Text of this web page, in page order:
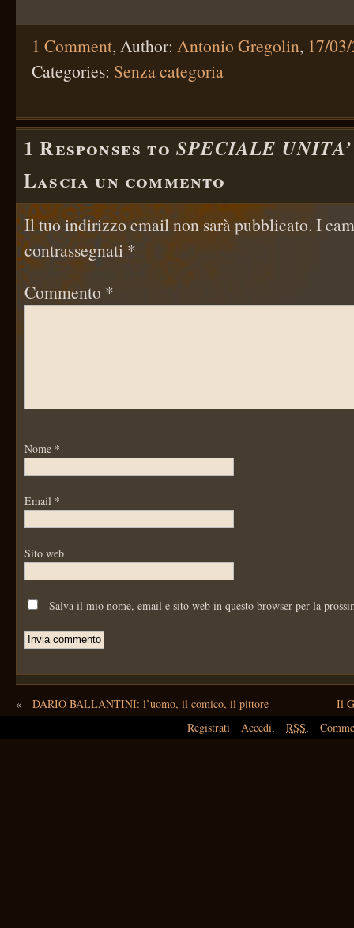
1 Comment, Author: Antonio Gregolin, 17/
Categories: Senza categoria
1 Responses to SPECIALE
Lascia un commento
Il tuo indirizzo email non sarà pubblicato. I
contrassegnati *
Commento *
Nome *
Email *
Sito web
Salva il mio nome, email e sito web in questo browser per la
« DARIO BALLANTINI: l’uomo, il comico, il pittore
Il
Registrati
Accedi, RSS,